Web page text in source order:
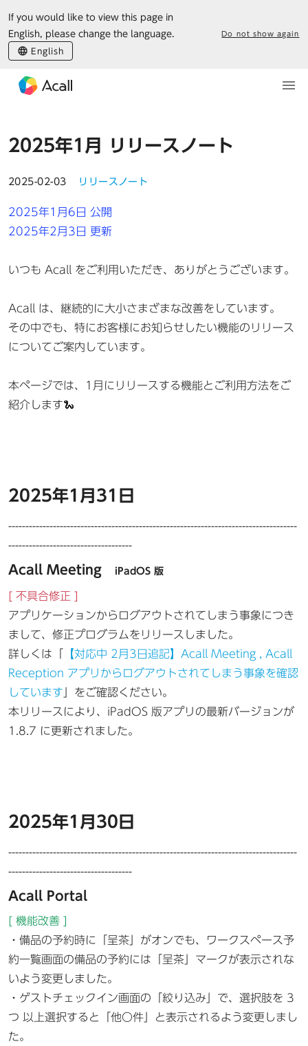
If you would like to view this page in
English, please change the language.
English
Do not show again
2025年1月 リリースノート
2025-02-03 リリースノート
2025年1月6日 公開
2025年2月3日 更新
いつも Acall をご利用いただき、ありがとうございます。
Acall は、継続的に大小さまざまな改善をしています。
その中でも、特にお客様にお知らせしたい機能のリリース
についてご案内しています。
本ページでは、1月にリリースする機能とご利用方法をご
紹介します🐍
2025年1月31日
------------------------------------------------------------------------------------
------------------------------------
Acall Meeting iPadOS 版
[ 不具合修正 ]
アプリケーションからログアウトされてしまう事象につき
まして、修正プログラムをリリースしました。
詳しくは「
【対応中 2月3日追記】Acall Meeting , Acall
Reception アプリからログアウトされてしまう事象を確認
しています 」をご確認ください。
本リリースにより、iPadOS 版アプリの最新バージョンが
1.8.7 に更新されました。
2025年1月30日
------------------------------------------------------------------------------------
------------------------------------
Acall Portal
[ 機能改善 ]
・備品の予約時に「呈茶」がオンでも、ワークスペース予
約一覧画面の備品の予約には「呈茶」マークが表示されな
いよう変更しました。
・ゲストチェックイン画面の「絞り込み」で、選択肢を 3
つ 以上選択すると「他〇件」と表示されるよう変更しまし
た。